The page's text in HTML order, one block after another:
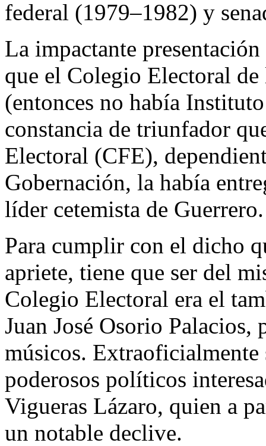
federal (1979–1982) y
La impactante
que el Colegio Electoral
(entonces no había
constancia de triunfador
Electoral (CFE),
Gobernación, la había
líder cetemista de Guerrero.
Para cumplir con el dicho
apriete, tiene que ser del
Colegio Electoral era el
Juan José Osorio
músicos. Extraoficialmente
poderosos políticos
Vigueras Lázaro, quien a
un notable declive.